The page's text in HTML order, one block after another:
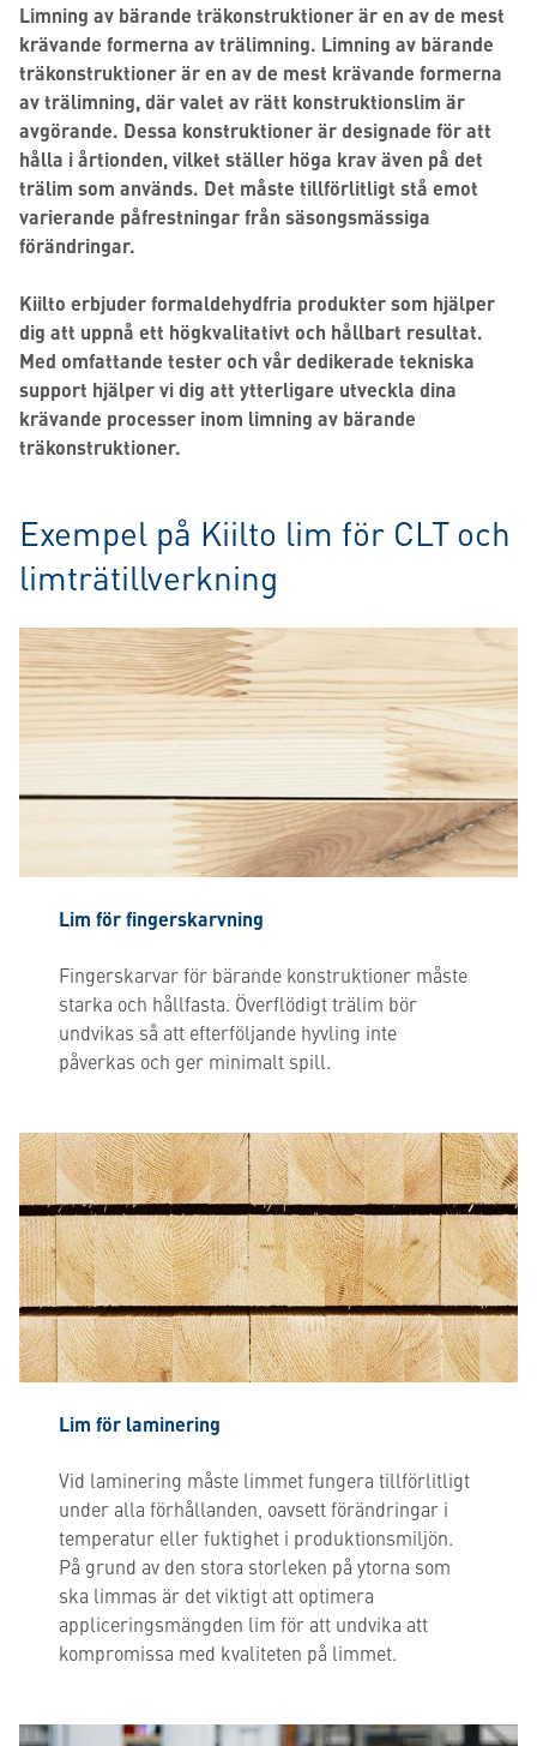
Limning av bärande träkonstruktioner är en av de mest
krävande formerna av trälimning. Limning av bärande
träkonstruktioner är en av de mest krävande formerna
av trälimning, där valet av rätt konstruktionslim är
avgörande. Dessa konstruktioner är designade för att
hålla i årtionden, vilket ställer höga krav även på det
trälim som används. Det måste tillförlitligt stå emot
varierande påfrestningar från säsongsmässiga
förändringar.
Kiilto erbjuder formaldehydfria produkter som hjälper
dig att uppnå ett högkvalitativt och hållbart resultat.
Med omfattande tester och vår dedikerade tekniska
support hjälper vi dig att ytterligare utveckla dina
krävande processer inom limning av bärande
träkonstruktioner.
Exempel på Kiilto lim för CLT och
limträtillverkning
Lim för fingerskarvning
Fingerskarvar för bärande konstruktioner måste
starka och hållfasta. Överflödigt trälim bör
undvikas så att efterföljande hyvling inte
påverkas och ger minimalt spill.
Lim för laminering
Vid laminering måste limmet fungera tillförlitligt
under alla förhållanden, oavsett förändringar i
temperatur eller fuktighet i produktionsmiljön.
På grund av den stora storleken på ytorna som
ska limmas är det viktigt att optimera
appliceringsmängden lim för att undvika att
kompromissa med kvaliteten på limmet.